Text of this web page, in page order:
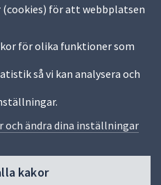
(cookies) för att webbplatsen
för olika funktioner som
så vi kan analysera och
och ändra dina inställningar
kakor
att följa oss